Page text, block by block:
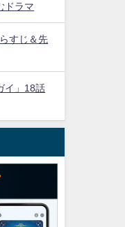
ドラマ
すじ＆先
イ」18話